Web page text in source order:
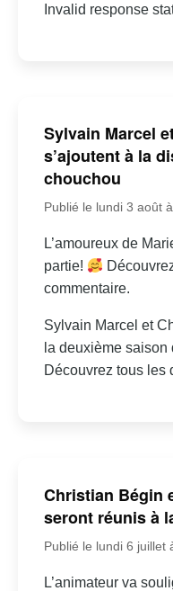
Invalid response
Sylvain Marcel
s’ajoutent à la
chouchou
Publié le lundi 3 août
L’amoureux de
partie!
commentaire.
Sylvain Marcel et
la deuxième
Découvrez tous les
Christian Bégin
seront réunis à
Publié le lundi 6 juillet
L’animateur va